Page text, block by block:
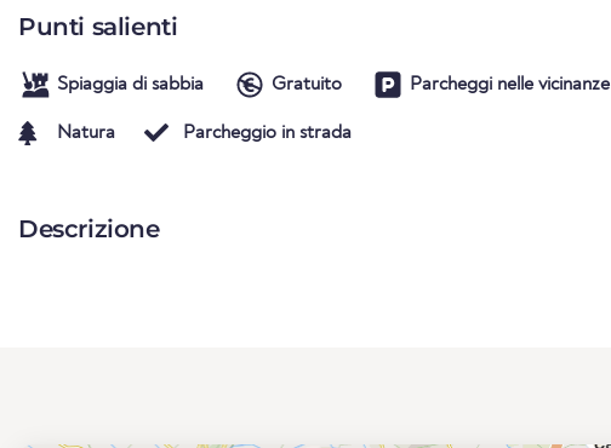
Punti salienti
Spiaggia di sabbia Gratuito Parcheggi nelle vicinanze
Natura Parcheggio in strada
Descrizione